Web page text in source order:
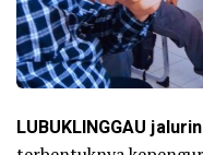
LUBUKLINGGAU